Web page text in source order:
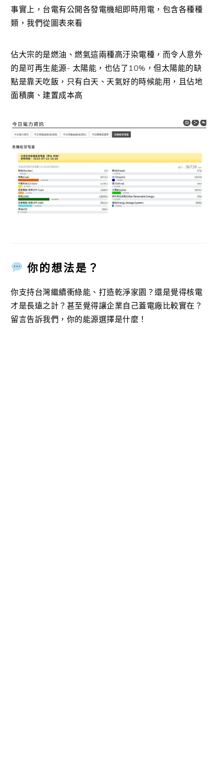
事實上，台電有公開各發電機組即時用電，包含各種種
類，我們從圖表來看
佔大宗的是燃油、燃氣這兩種高汙染電種，而令人意外
的是可再生能源- 太陽能，也佔了10%，但太陽能的缺
點是靠天吃飯，只有白天、天氣好的時候能用，且佔地
面積廣、建置成本高
你的想法是？
你支持台灣繼續衝綠能、打造乾淨家園？還是覺得核電
才是長遠之計？甚至覺得讓企業自己蓋電廠比較實在？
留言告訴我們，你的能源選擇是什麼！